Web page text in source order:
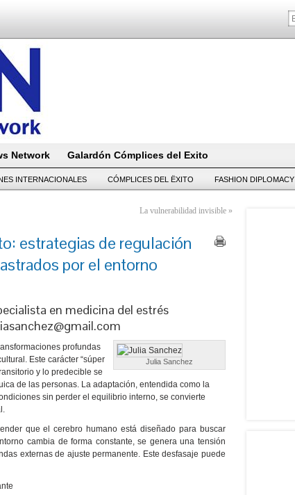
Network Galardón Cómplices del Exito
INTERNACIONALES CÓMPLICES DEL ËXITO FASHION DIPLOMACY
La vulnerabilidad invisible »
estrategias de regulación
por el entorno
en medicina del estrés
Julia Sanchez
profundas
Este carácter “súper
y lo predecible se
de las personas. La adaptación, entendida como la
sin perder el equilibrio interno, se convierte
que el cerebro humano está diseñado para buscar
cambia de forma constante, se genera una tensión
externas de ajuste permanente. Este desfasaje puede